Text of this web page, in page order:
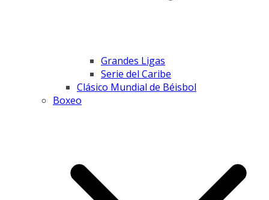
Grandes Ligas
Serie del Caribe
Clásico Mundial de Béisbol
Boxeo